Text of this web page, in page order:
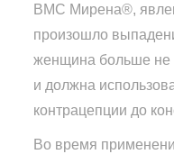
ВМС Мирена®,
произошло
женщина больше не
и должна
контрацепции до
Во время